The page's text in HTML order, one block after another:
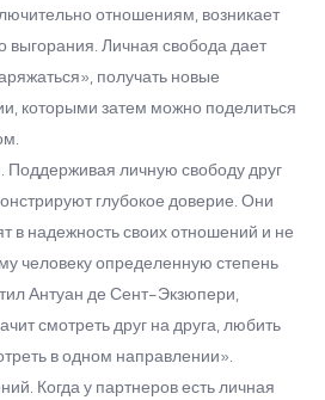
отношениям, возникает
выгорания. Личная свобода дает
получать новые
которыми затем можно поделиться
Поддерживая личную свободу друг
глубокое доверие. Они
в надежность своих отношений и не
человеку определенную степень
Антуан де Сент-Экзюпери,
смотреть друг на друга, любить
в одном направлении».
Когда у партнеров есть личная